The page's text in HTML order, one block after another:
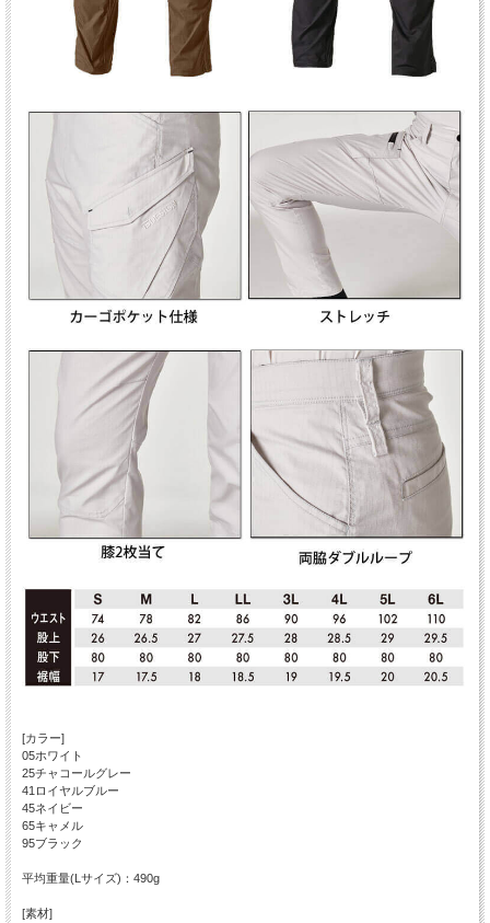
[カラー]
05ホワイト
25チャコールグレー
41ロイヤルブルー
45ネイビー
65キャメル
95ブラック
平均重量(Lサイズ)：490g
[素材]